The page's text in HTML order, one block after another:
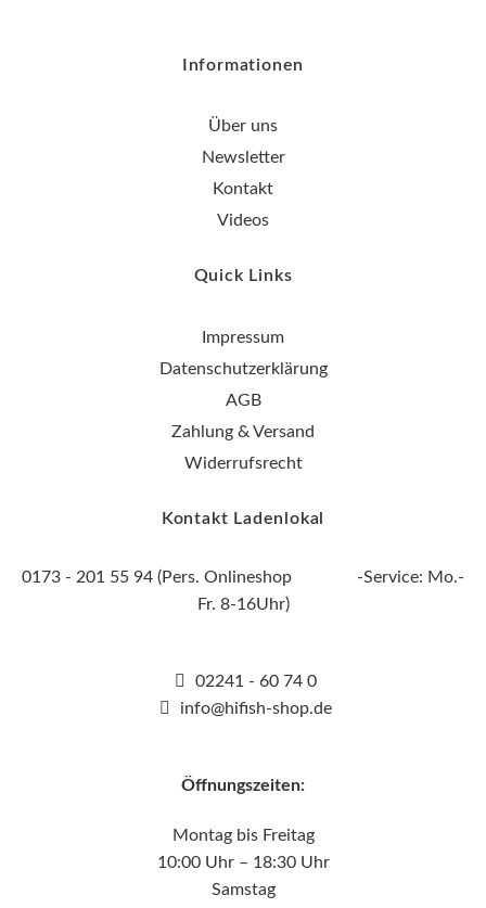
Informationen
Über uns
Newsletter
Kontakt
Videos
Quick Links
Impressum
Datenschutzerklärung
AGB
Zahlung & Versand
Widerrufsrecht
Kontakt Ladenlokal
0173 - 201 55 94 (Pers. Onlineshop -Service: Mo.-
Fr. 8-16Uhr)
02241 - 60 74 0
info@hifish-shop.de
Öffnungszeiten:
Montag bis Freitag
10:00 Uhr – 18:30 Uhr
Samstag